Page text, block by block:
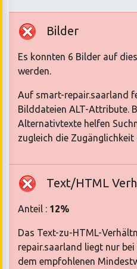
Bilder
Es konnten 6 Bilder auf
werden.
Auf smart-repair.saarland
Bilddateien ALT-Attribute.
Alternativtexte helfen
zugleich die Zugänglichkeit
Text/HTML
Anteil : 12%
Das Text-zu-HTML-
repair.saarland liegt nur
dem empfohlenen